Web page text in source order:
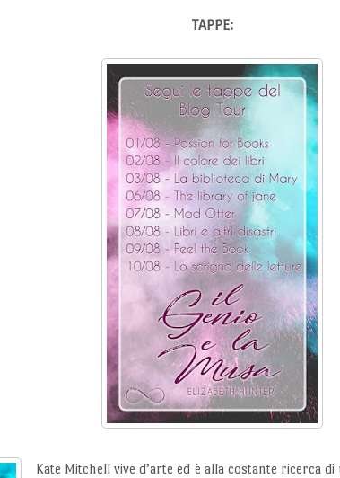
TAPPE:
Kate Mitchell vive d’arte ed è alla costante ricerca